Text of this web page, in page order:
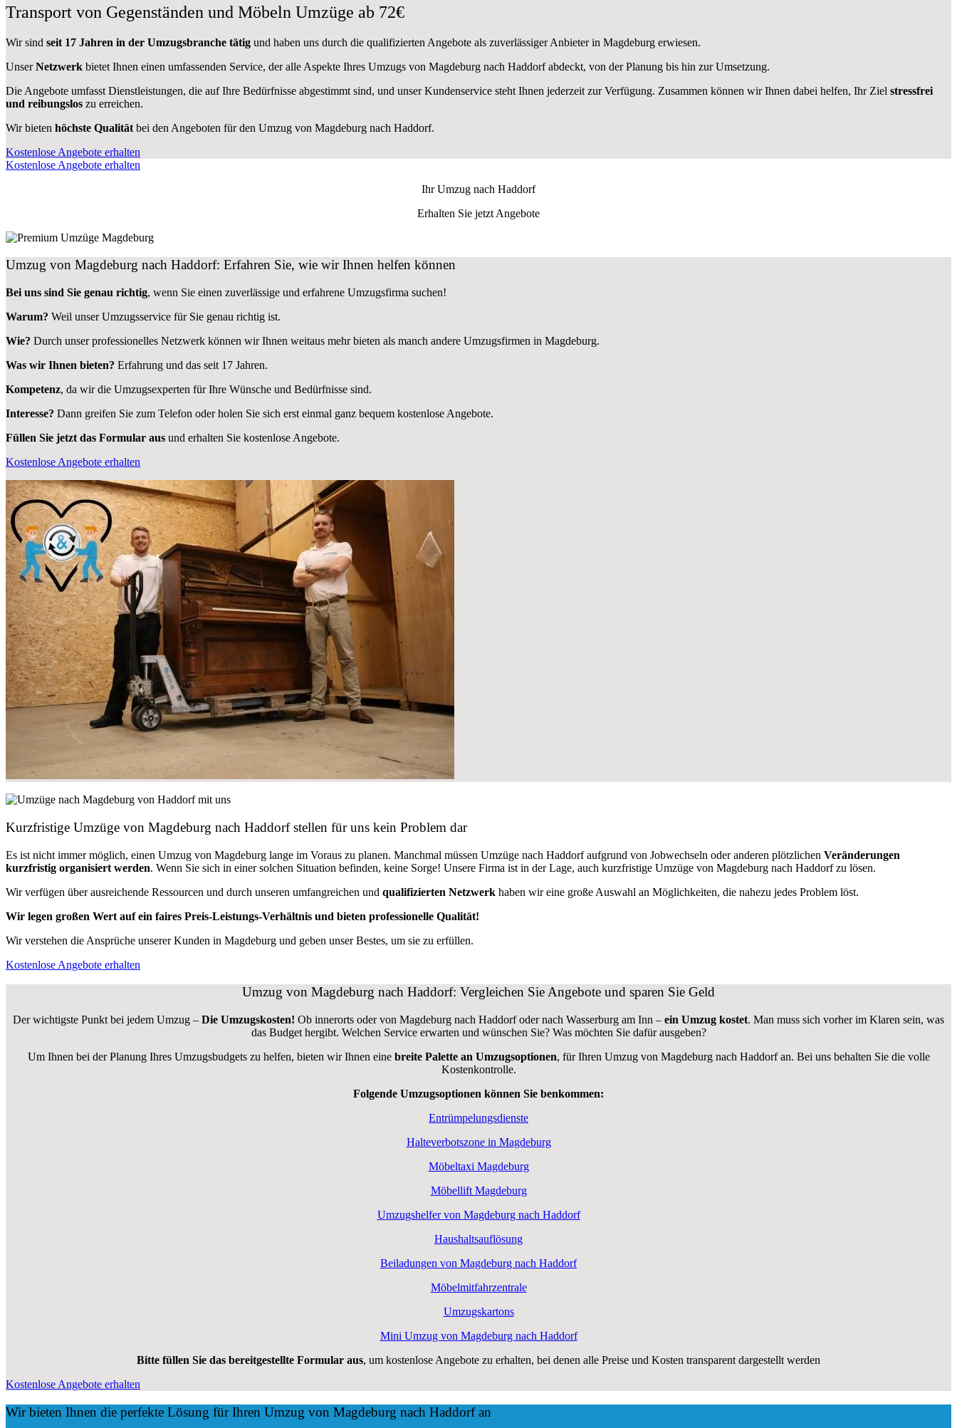
Transport von Gegenständen und Möbeln Umzüge ab 72€
Wir sind seit 17 Jahren in der Umzugsbranche tätig und haben uns durch die qualifizierten Angebote als zuverlässiger Anbieter in Magdeburg erwiesen.
UnserNetzwerk bietet Ihnen einen umfassenden Service, der alle Aspekte Ihres Umzugs von Magdeburg nach Haddorf abdeckt, von der Planung bis hin zur Umsetzung.
Die Angebote umfasst Dienstleistungen, die auf Ihre Bedürfnisse abgestimmt sind, und unser Kundenservice steht Ihnen jederzeit zur Verfügung. Zusammen können wir Ihnen dabei helfen, Ihr Ziel stressfrei
und reibungslos zu erreichen.
Wir bieten höchste Qualität bei den Angeboten für den Umzug von Magdeburg nach Haddorf.
Kostenlose Angebote erhalten
Kostenlose Angebote erhalten
Ihr Umzug nach Haddorf
Erhalten Sie jetzt Angebote
Umzug von Magdeburg nach Haddorf: Erfahren Sie, wie wir Ihnen helfen können
Bei uns sind Sie genau richtig, wenn Sie einen zuverlässige und erfahrene Umzugsfirma suchen!
Warum? Weil unser Umzugsservice für Sie genau richtig ist.
Wie? Durch unser professionelles Netzwerk können wir Ihnen weitaus mehr bieten als manch andere Umzugsfirmen in Magdeburg.
Was wir Ihnen bieten? Erfahrung und das seit 17 Jahren.
Kompetenz, da wir die Umzugsexperten für Ihre Wünsche und Bedürfnisse sind.
Interesse? Dann greifen Sie zum Telefon oder holen Sie sich erst einmal ganz bequem kostenlose Angebote.
Füllen Sie jetzt das Formular aus und erhalten Sie kostenlose Angebote.
Kostenlose Angebote erhalten
Kurzfristige Umzüge von Magdeburg nach Haddorf stellen für uns kein Problem dar
Es ist nicht immer möglich, einen Umzug von Magdeburg lange im Voraus zu planen. Manchmal müssen Umzüge nach Haddorf aufgrund von Jobwechseln oder anderen plötzlichen Veränderungen
kurzfristig organisiert werden. Wenn Sie sich in einer solchen Situation befinden, keine Sorge! Unsere Firma ist in der Lage, auch kurzfristige Umzüge von Magdeburg nach Haddorf zu lösen.
Wir verfügen über ausreichende Ressourcen und durch unseren umfangreichen und qualifizierten Netzwerk haben wir eine große Auswahl an Möglichkeiten, die nahezu jedes Problem löst.
Wir legen großen Wert auf ein faires Preis-Leistungs-Verhältnis und bieten professionelle Qualität!
Wir verstehen die Ansprüche unserer Kunden in Magdeburg und geben unser Bestes, um sie zu erfüllen.
Kostenlose Angebote erhalten
Umzug von Magdeburg nach Haddorf: Vergleichen Sie Angebote und sparen Sie Geld
Der wichtigste Punkt bei jedem Umzug – Die Umzugskosten! Ob innerorts oder von Magdeburg nach Haddorf oder nach Wasserburg am Inn – ein Umzug kostet. Man muss sich vorher im Klaren sein, was
das Budget hergibt. Welchen Service erwarten und wünschen Sie? Was möchten Sie dafür ausgeben?
Um Ihnen bei der Planung Ihres Umzugsbudgets zu helfen, bieten wir Ihnen eine breite Palette an Umzugsoptionen, für Ihren Umzug von Magdeburg nach Haddorf an. Bei uns behalten Sie die volle
Kostenkontrolle.
Folgende Umzugsoptionen können Sie benkommen:
Entrümpelungsdienste
Halteverbotszone in Magdeburg
Möbeltaxi Magdeburg
Möbellift Magdeburg
Umzugshelfer von Magdeburg nach Haddorf
Haushaltsauflösung
Beiladungen von Magdeburg nach Haddorf
Möbelmitfahrzentrale
Umzugskartons
Mini Umzug von Magdeburg nach Haddorf
Bitte füllen Sie das bereitgestellte Formular aus, um kostenlose Angebote zu erhalten, bei denen alle Preise und Kosten transparent dargestellt werden
Kostenlose Angebote erhalten
Wir bieten Ihnen die perfekte Lösung für Ihren Umzug von Magdeburg nach Haddorf an